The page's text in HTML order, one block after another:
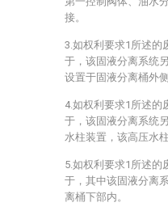
接。
3.如权利要求1所述的
于，该固液分离系统
设置于固液分离桶外
4.如权利要求1所述的
于，该固液分离系统
水柱装置，该高压水
5.如权利要求1所述的
于，其中该固液分离
离桶下部内。